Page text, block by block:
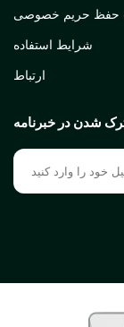
حفظ حریم خصوصی
شرایط استفاده
ارتباط
شدن در خبرنامه